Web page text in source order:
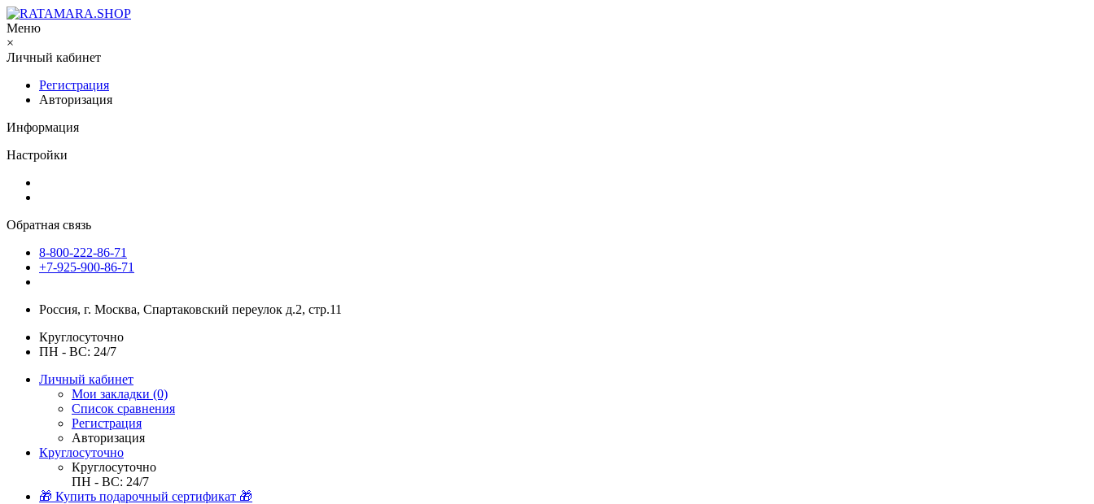
Меню
×
Личный кабинет
Регистрация
Авторизация
Информация
Настройки
Обратная связь
8-800-222-86-71
+7-925-900-86-71
Россия, г. Москва, Спартаковский переулок д.2, стр.11
Круглосуточно
ПН - ВС: 24/7
Личный кабинет
Мои закладки (0)
Список сравнения
Регистрация
Авторизация
Круглосуточно
Круглосуточно
ПН - ВС: 24/7
🎁 Купить подарочный сертификат 🎁